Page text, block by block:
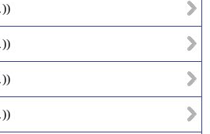
))
))
))
))